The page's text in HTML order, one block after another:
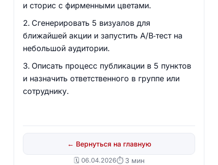
и сторис с фирменными цветами.
Сгенерировать 5 визуалов для
ближайшей акции и запустить A/B‑тест на
небольшой аудитории.
Описать процесс публикации в 5 пунктов
и назначить ответственного в группе или
сотруднику.
← Вернуться на главную
🗓️ 06.04.2026⏱ 3 мин